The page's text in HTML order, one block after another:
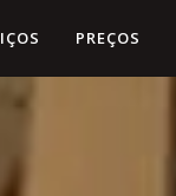
PREÇOS